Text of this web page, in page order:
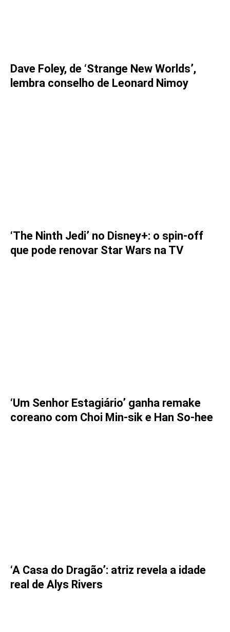
Dave Foley, de ‘Strange New Worlds’,
lembra conselho de Leonard Nimoy
‘The Ninth Jedi’ no Disney+: o spin-off
que pode renovar Star Wars na TV
‘Um Senhor Estagiário’ ganha remake
coreano com Choi Min-sik e Han So-hee
‘A Casa do Dragão’: atriz revela a idade
real de Alys Rivers